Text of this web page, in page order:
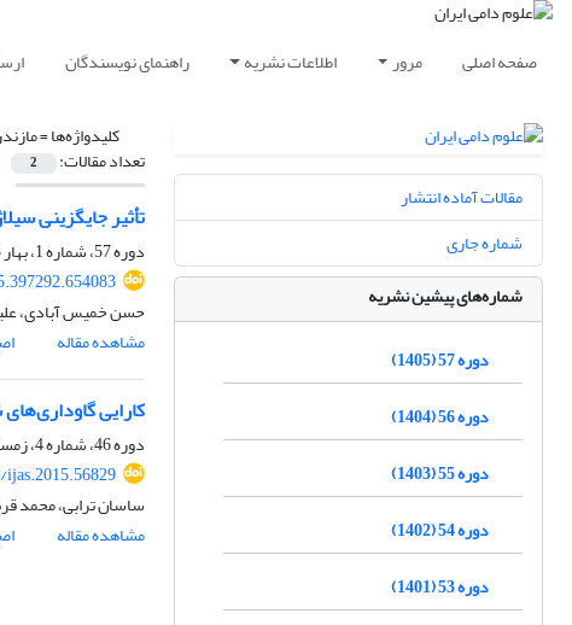
صفحه اصلی مرور اطلاعات نشریه راهنمای نویسندگان
کلیدواژه‌ها =
تعداد مقالات: 2
تأثیر جایگزینی
دوره 57، شماره 1، بهار 1405، صفحه
حسن خمیس آبادی،
مشاهده مقاله
کارایی
دوره 46، شماره 4، زمستان 1394، صفحه
ساسان ترابی، محمد
مشاهده مقاله
مقالات آماده انتشار
شماره جاری
شماره‌های پیشین نشریه
دوره 57 (1405)
دوره 56 (1404)
دوره 55 (1403)
دوره 54 (1402)
دوره 53 (1401)